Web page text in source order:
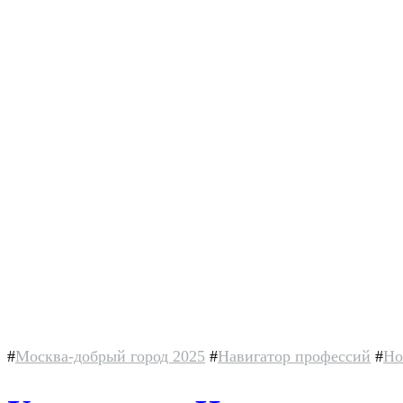
#Москва-добрый город 2025 #Навигатор профессий #